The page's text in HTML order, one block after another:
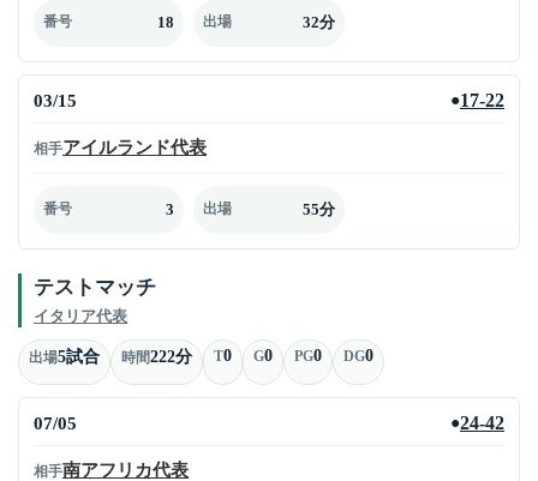
番号 18 出場 32分
03/15 ●17-22
相手アイルランド代表
番号 3 出場 55分
テストマッチ
イタリア代表
出場5試合 時間222分 T0 G0 PG0 DG0
07/05 ●24-42
相手南アフリカ代表